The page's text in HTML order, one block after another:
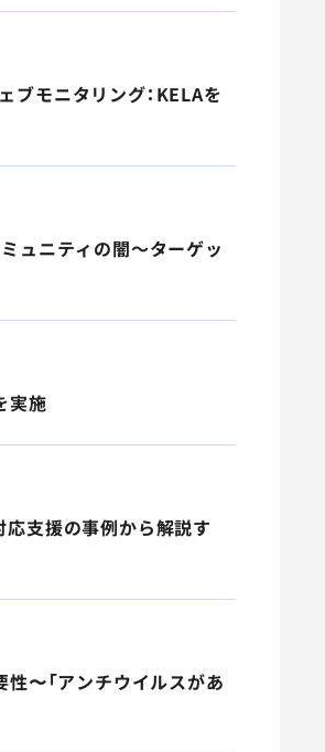
ブモニタリング：KELAを
ュニティの闇～ターゲッ
実施
応支援の事例から解説す
〜「アンチウイルスがあ